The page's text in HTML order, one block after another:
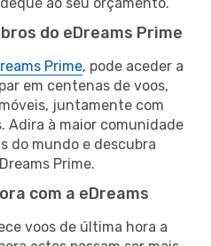
do eDreams Prime
Prime, pode aceder a
em centenas de voos,
juntamente com
Adira à maior comunidade
do mundo e descubra
Prime.
com a eDreams
voos de última hora a